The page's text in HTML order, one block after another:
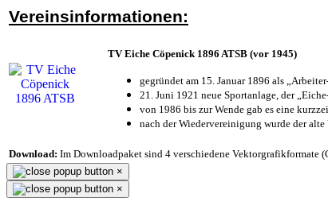
Vereinsinformationen:
TV Eiche Cöpenick 1896 ATSB (vor 1945)
gegründet am 15. Januar 1896 als
21. Juni 1921 neue Sportanlage, der
von 1986 bis zur Wende gab es eine
nach der Wiedervereinigung wurde der
Download: Im Downloadpaket sind 4 verschiedene Vektorgrafikformate
×
×